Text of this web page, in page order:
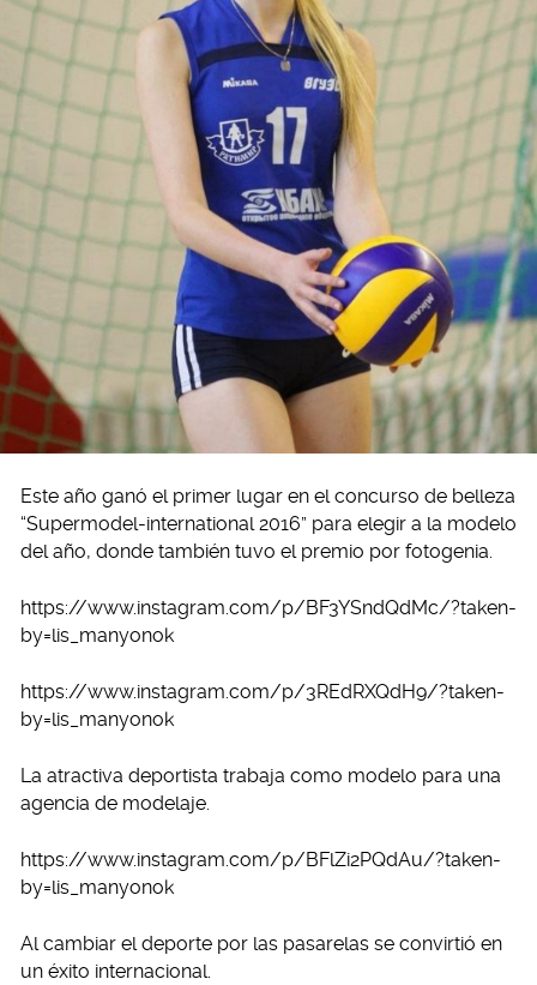
Este año ganó el primer lugar en el concurso de belleza
“Supermodel-international 2016” para elegir a la modelo
del año, donde también tuvo el premio por fotogenia.
https://www.instagram.com/p/BF3YSndQdMc/?taken-
by=lis_manyonok
https://www.instagram.com/p/3REdRXQdH9/?taken-
by=lis_manyonok
La atractiva deportista trabaja como modelo para una
agencia de modelaje.
https://www.instagram.com/p/BFlZi2PQdAu/?taken-
by=lis_manyonok
Al cambiar el deporte por las pasarelas se convirtió en
un éxito internacional.